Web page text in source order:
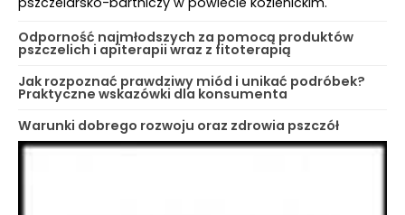
Odporność najmłodszych za pomocą produktów
pszczelich i apiterapii wraz z fitoterapią
Jak rozpoznać prawdziwy miód i unikać podróbek?
Praktyczne wskazówki dla konsumenta
Warunki dobrego rozwoju oraz zdrowia pszczół